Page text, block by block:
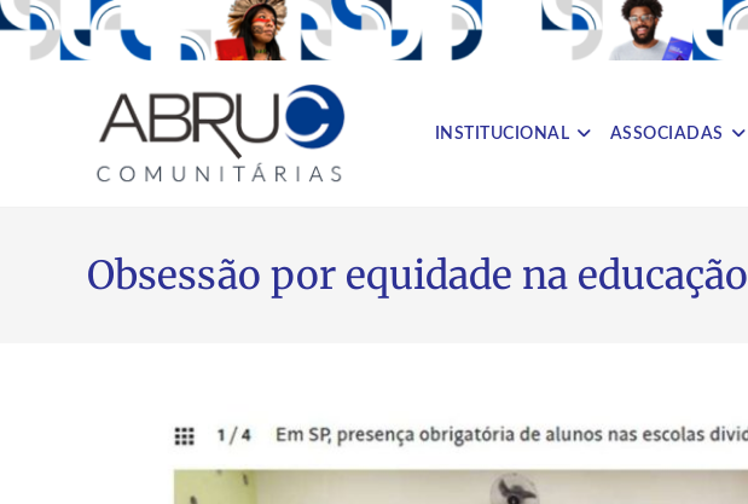
INSTITUCIONAL ASSOCIADAS
Obsessão por equidade na educação